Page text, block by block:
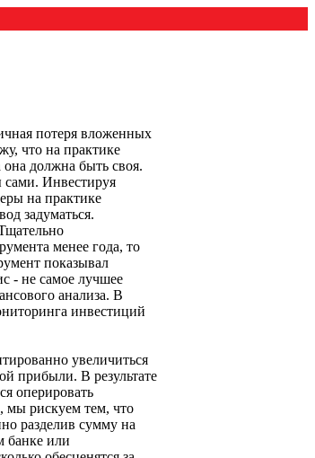
потеря вложенных
что на практике
должна быть своя.
сами. Инвестируя
на практике
задуматься.
менее года, то
показывал
- не самое лучшее
анализа. В
инвестиций
увеличиться
прибыли. В результате
оперировать
мы рискуем тем, что
разделив сумму на
банке или